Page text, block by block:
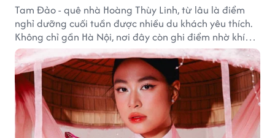
Tam Đảo - quê nhà Hoàng Thùy Linh, từ lâu là điểm
nghỉ dưỡng cuối tuần được nhiều du khách yêu thích.
Không chỉ gần Hà Nội, nơi đây còn ghi điểm nhờ khí
hậu mát mẻ, cảnh sắc thơ mộng và không gian yên
bình giữa núi rừng.